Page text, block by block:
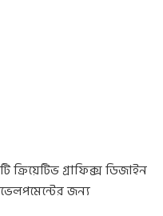
গ্রাফিক্স ডিজাইন
জন্য